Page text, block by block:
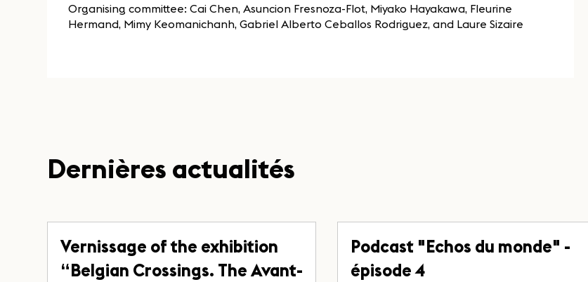
Organising committee: Cai Chen, Asuncion Fresnoza-Flot, Miyako Hayakawa, Fleurine
Hermand, Mimy Keomanichanh, Gabriel Alberto Ceballos Rodriguez, and Laure Sizaire
Dernières actualités
Vernissage of the exhibition
“Belgian Crossings. The Avant-
Podcast "Echos du monde" -
épisode 4